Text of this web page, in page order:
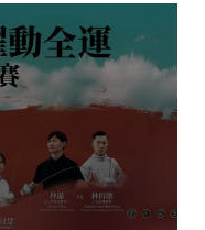
位本地劍壇新星
劍較量。